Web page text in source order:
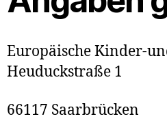
Europäische Kinder-
Heuduckstraße 1
66117 Saarbrücken